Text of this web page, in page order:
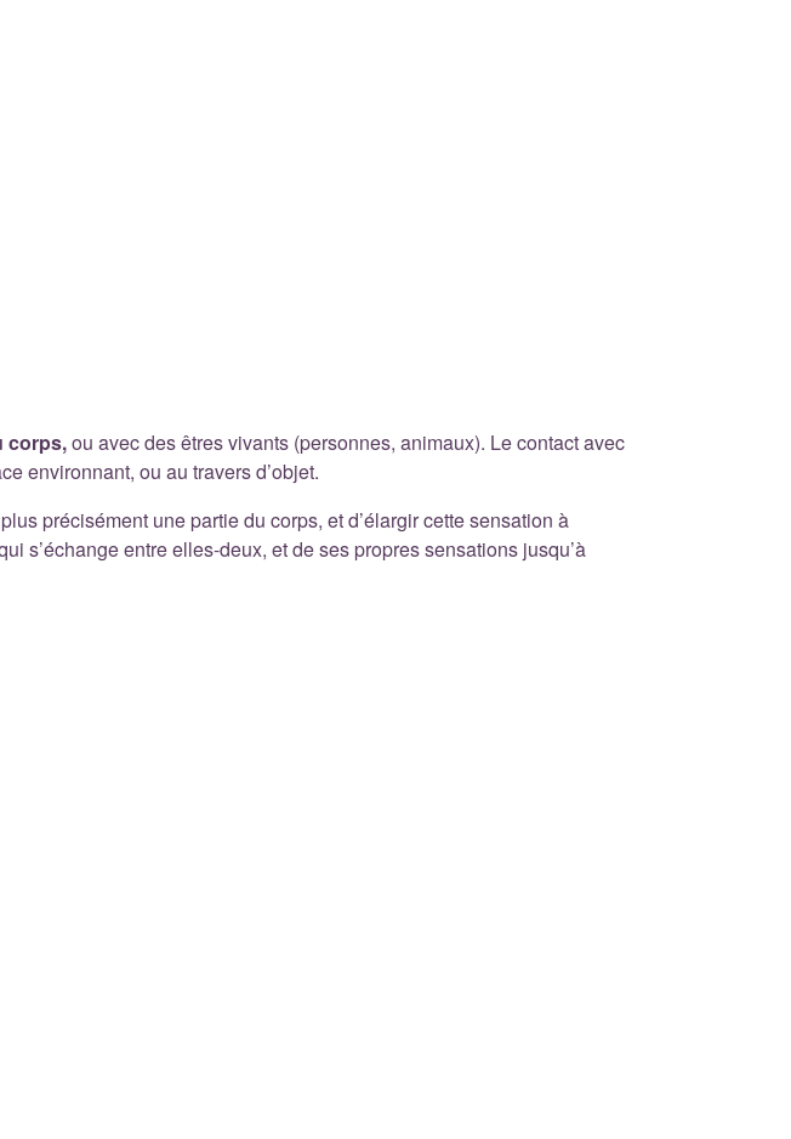
corps,ou avec des êtres vivants (personnes, animaux). Le contact avec
environnant, ou au travers d’objet.
précisément une partie du corps, et d’élargir cette sensation à
s’échange entre elles-deux, et de ses propres sensations jusqu’à